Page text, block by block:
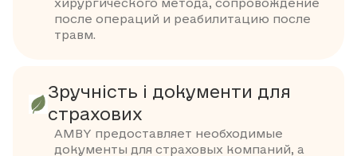
хирургического метода, сопровождение
после операций и реабилитацию после
травм.
Зручність і документи для
страхових
AMBY предоставляет необходимые
документы для страховых компаний, а